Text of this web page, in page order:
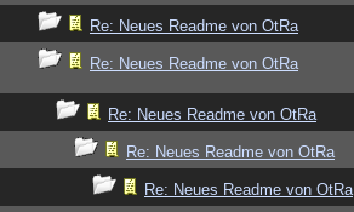
Re: Neues Readme von OtRa
Re: Neues Readme von OtRa
Re: Neues Readme von OtRa
Re: Neues Readme von OtRa
Re: Neues Readme von OtRa